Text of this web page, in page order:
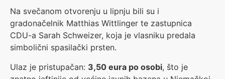
Na svečanom otvorenju u lipnju bili su i
gradonačelnik Matthias Wittlinger te zastupnica
CDU-a Sarah Schweizer, koja je vlasniku predala
simbolični spasilački prsten.
Ulaz je pristupačan: 3,50 eura po osobi, što je